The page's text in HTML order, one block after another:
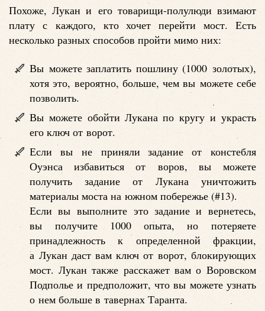
Похоже, Лукан и его товарищи-полулюди взимают
плату с каждого, кто хочет перейти мост. Есть
несколько разных способов пройти мимо них:
Вы можете заплатить пошлину (1000 золотых),
хотя это, вероятно, больше, чем вы можете себе
позволить.
Вы можете обойти Лукана по кругу и украсть
его ключ от ворот.
Если вы не приняли задание от констебля
Оуэнса избавиться от воров, вы можете
получить задание от Лукана уничтожить
материалы моста на южном побережье (#13).
Если вы выполните это задание и вернетесь,
вы получите 1000 опыта, но потеряете
принадлежность к определенной фракции,
а Лукан даст вам ключ от ворот, блокирующих
мост. Лукан также расскажет вам о Воровском
Подполье и предположит, что вы можете узнать
о нем больше в тавернах Таранта.